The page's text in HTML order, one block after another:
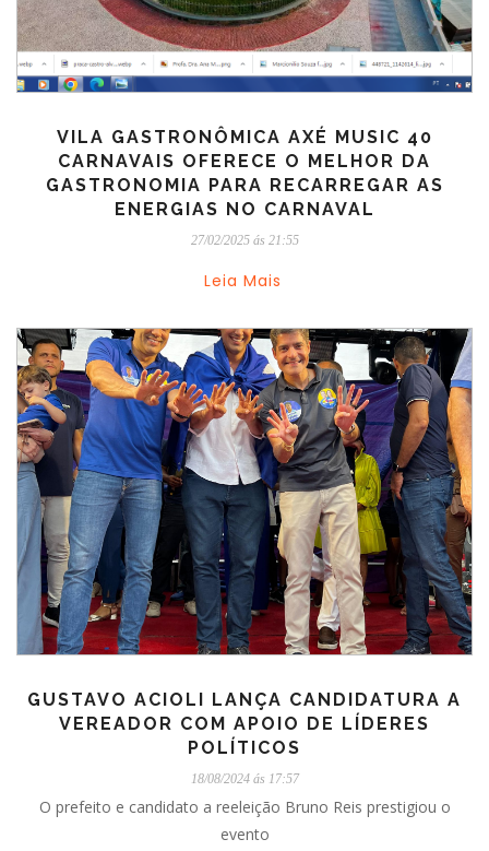
VILA GASTRONÔMICA AXÉ MUSIC 40
CARNAVAIS OFERECE O MELHOR DA
GASTRONOMIA PARA RECARREGAR AS
ENERGIAS NO CARNAVAL
27/02/2025 ás 21:55
Leia Mais
GUSTAVO ACIOLI LANÇA CANDIDATURA A
VEREADOR COM APOIO DE LÍDERES
POLÍTICOS
18/08/2024 ás 17:57
O prefeito e candidato a reeleição Bruno Reis prestigiou o
evento